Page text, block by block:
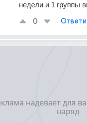
недели и 1 группы
0